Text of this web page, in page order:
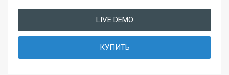
LIVE DEMO
КУПИТЬ